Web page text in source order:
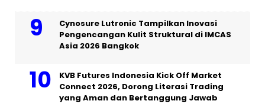
Cynosure Lutronic Tampilkan Inovasi
Pengencangan Kulit Struktural di IMCAS
Asia 2026 Bangkok
KVB Futures Indonesia Kick Off Market
Connect 2026, Dorong Literasi Trading
yang Aman dan Bertanggung Jawab